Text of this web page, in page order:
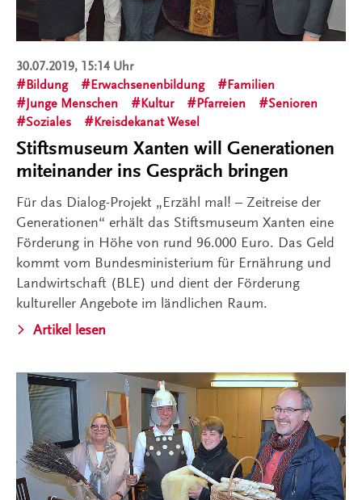
30.07.2019, 15:14 Uhr
Bildung
Erwachsenenbildung
Familien
Junge Menschen
Kultur Pfarreien
Senioren
Soziales
Kreisdekanat Wesel
Stiftsmuseum Xanten will Generationen
miteinander ins Gespräch bringen
Für das Dialog-Projekt „Erzähl mal! – Zeitreise der
Generationen“ erhält das Stiftsmuseum Xanten eine
Förderung in Höhe von rund 96.000 Euro. Das Geld
kommt vom Bundesministerium für Ernährung und
Landwirtschaft (BLE) und dient der Förderung
kultureller Angebote im ländlichen Raum.
Artikel lesen